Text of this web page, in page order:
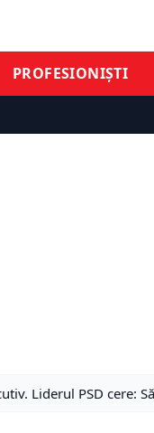
PROFESIONIȘTI
Liderul PSD cere: